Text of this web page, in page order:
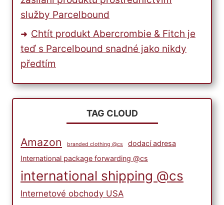
služby Parcelbound
Chtít produkt Abercrombie & Fitch je
teď s Parcelbound snadné jako nikdy
předtím
TAG CLOUD
Amazon branded clothing @cs
dodací adresa
International package forwarding @cs
international shipping @cs
Internetové obchody USA